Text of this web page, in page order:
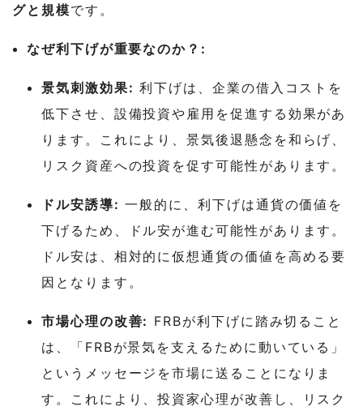
グと規模です。
なぜ利下げが重要なのか？:
景気刺激効果: 利下げは、企業の借入コストを
低下させ、設備投資や雇用を促進する効果があ
ります。これにより、景気後退懸念を和らげ、
リスク資産への投資を促す可能性があります。
ドル安誘導: 一般的に、利下げは通貨の価値を
下げるため、ドル安が進む可能性があります。
ドル安は、相対的に仮想通貨の価値を高める要
因となります。
市場心理の改善: FRBが利下げに踏み切ること
は、「FRBが景気を支えるために動いている」
というメッセージを市場に送ることになりま
す。これにより、投資家心理が改善し、リスク